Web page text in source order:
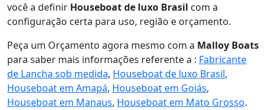
você a definir Houseboat de luxo Brasil com a
configuração certa para uso, região e orçamento.
Peça um Orçamento agora mesmo com a Malloy Boats
para saber mais informações referente a : Fabricante
de Lancha sob medida, Houseboat de luxo Brasil,
Houseboat em Amapá, Houseboat em Goiás,
Houseboat em Manaus, Houseboat em Mato Grosso.